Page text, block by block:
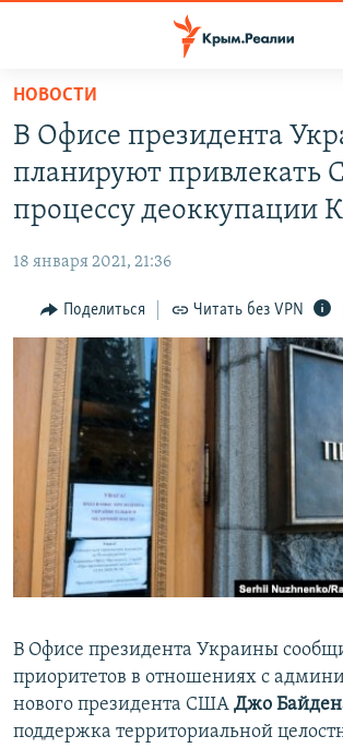
Вернуться
основному
содержанию
главной
навигации
Вернутся
поиску
НОВОСТИ
СПЕЦПРОЕКТЫ
11 ЛЕТ ОККУПАЦИИ КРЫМА. 11 ИСТОРИЙ
ЕЩЕ
ИНТЕРАКТИВ
ИНФОГРАФИКА
ТЕЛЕПРОЕКТ КРЫМ.РЕАЛИИ
СОВЕТЫ ПРАВОЗАЩИТНИКОВ
ПРОПАВШИЕ БЕЗ ВЕСТИ
ПОБЕДИТЕЛЕЙ НЕ СУДЯТ?
КРЫМ.НЕПОКОРЕННЫЙ
ELIFBE
РАДІО СВОБОДА
КАК ОБОЙТИ БЛОКИРОВКУ
Українською
Qırımtatar
ПРИСОЕДИНЯЙТЕСЬ!
Все сайты RFE/RL
НОВОСТИ
В Офисе президента
планируют привлекать
процессу деоккупации
18 января 2021, 21:36
Поделиться Читать без VPN
В Офисе президента Украины
приоритетов в отношениях с
нового президента США Джо
поддержка территориальной